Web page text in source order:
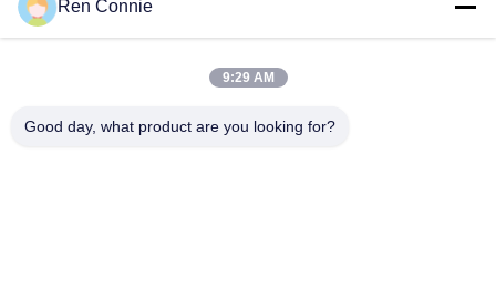
Ren Connie
9:29 AM
Good day, what product are you looking for?